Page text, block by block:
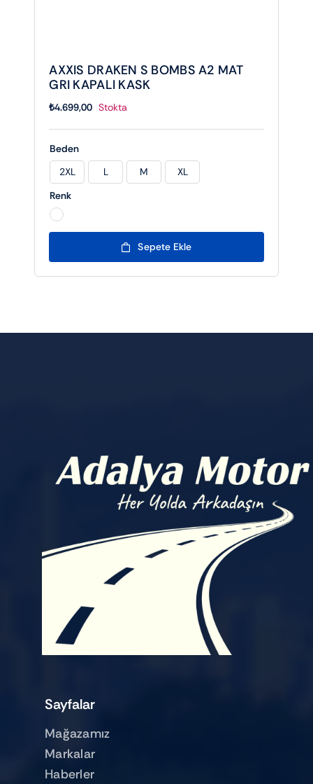
AXXIS DRAKEN S BOMBS A2 MAT
GRI KAPALI KASK
₺4.699,00 Stokta
Beden
2XL L M
XL
Renk
Sepete Ekle
Sayfalar
Mağazamız
Markalar
Haberler